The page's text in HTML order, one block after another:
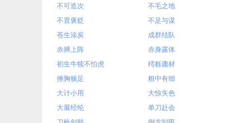
不可造次
不毛之地
不置褒贬
不足与谋
苍生涂炭
成群结队
赤膊上阵
赤身露体
初生牛犊不怕虎
樗栎庸材
捶胸顿足
粗中有细
大计小用
大惊失色
大展经纶
单刀赴会